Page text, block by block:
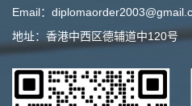
Email：
地址：香港中西区德辅道中120号